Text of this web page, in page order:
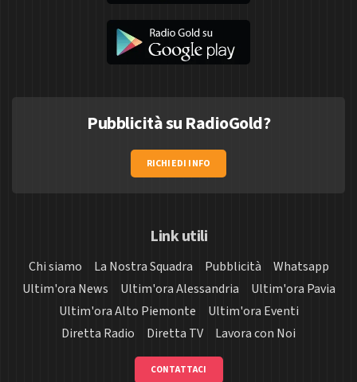
Pubblicità su RadioGold?
RICHIEDI INFO
Link utili
Chi siamo La Nostra Squadra Pubblicità
Whatsapp
Ultim'ora News
Ultim'ora Alessandria
Ultim'ora Pavia
Ultim'ora Alto Piemonte
Ultim'ora Eventi
Diretta Radio
Diretta TV Lavora con Noi
CONTATTACI